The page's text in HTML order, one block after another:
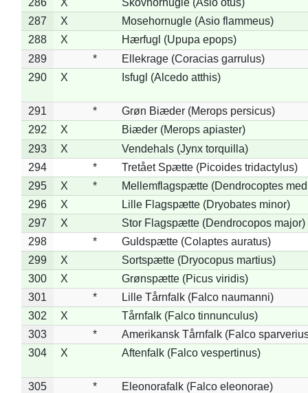
287
X
Mosehornugle (Asio flammeus)
288
X
Hærfugl (Upupa epops)
289
*
Ellekrage (Coracias garrulus)
290
X Isfugl (Alcedo atthis)
291 *
Grøn Biæder (Merops persicus)
292
X
Biæder (Merops apiaster)
293
X
Vendehals (Jynx torquilla)
294
*
Tretået Spætte (Picoides tridactylus)
295
X *
Mellemflagspætte (Dendrocoptes
296
X
Lille Flagspætte (Dryobates minor)
297
X
Stor Flagspætte (Dendrocopos major)
298
*
Guldspætte (Colaptes auratus)
299
X
Sortspætte (Dryocopus martius)
300
X
Grønspætte (Picus viridis)
301
*
Lille Tårnfalk (Falco naumanni)
302
X
Tårnfalk (Falco tinnunculus)
303
*
Amerikansk Tårnfalk (Falco
304
X Aftenfalk (Falco vespertinus)
305 *
Eleonorafalk (Falco eleonorae)